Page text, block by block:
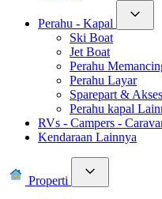
Perahu - Kapal
Ski Boat
Jet Boat
Perahu
Perahu Layar
Sparepart &
Perahu kapal
RVs - Campers -
Kendaraan Lainnya
Properti